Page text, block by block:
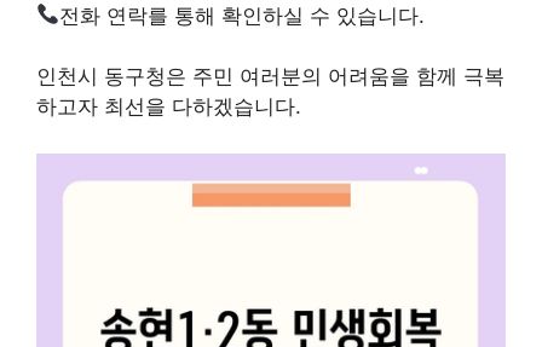
전화 연락를 통해 확인하실 수 있습니다.
인천시 동구청은 주민 여러분의 어려움을 함께 극복
하고자 최선을 다하겠습니다.